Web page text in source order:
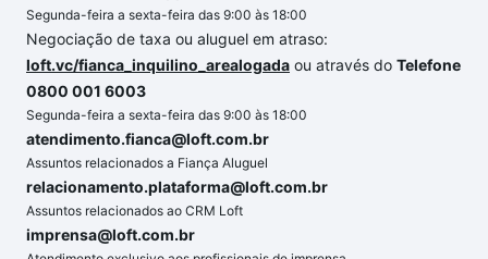
Segunda-feira a sexta-feira das 9:00 às 18:00
Negociação de taxa ou aluguel em atraso:
loft.vc/fianca_inquilino_arealogada ou através do Telefone
0800 001 6003
Segunda-feira a sexta-feira das 9:00 às 18:00
atendimento.fianca@loft.com.br
Assuntos relacionados a Fiança Aluguel
relacionamento.plataforma@loft.com.br
Assuntos relacionados ao CRM Loft
imprensa@loft.com.br